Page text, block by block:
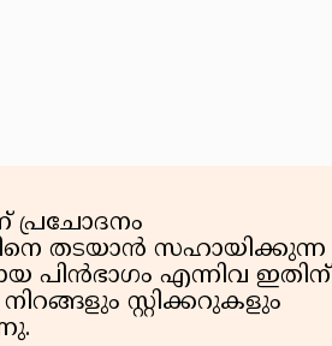
പ്രചോദനം
തടയാൻ സഹായിക്കുന്ന
എന്നിവ ഇതിന്
സ്റ്റിക്കറുകളും